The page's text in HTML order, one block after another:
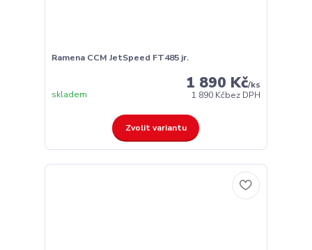
Ramena CCM JetSpeed FT485 jr.
1 890 Kč/ks
1 890 Kčbez DPH
skladem
Zvolit variantu